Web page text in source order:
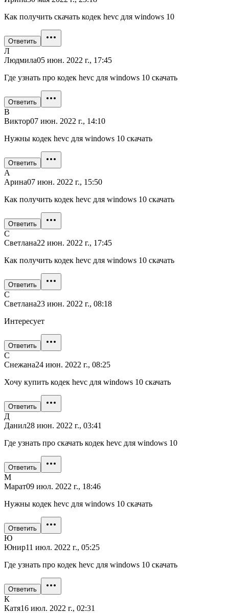
Как получить скачать кодек hevc для windows 10
Ответить
Л
Людмила05 июн. 2022 г., 17:45
Где узнать про кодек hevc для windows 10 скачать
Ответить
В
Виктор07 июн. 2022 г., 14:10
Нужны кодек hevc для windows 10 скачать
Ответить
А
Арина07 июн. 2022 г., 15:50
Как получить кодек hevc для windows 10 скачать
Ответить
С
Светлана22 июн. 2022 г., 17:45
Как получить кодек hevc для windows 10 скачать
Ответить
С
Светлана23 июн. 2022 г., 08:18
Интересует
Ответить
С
Снежана24 июн. 2022 г., 08:25
Хочу купить кодек hevc для windows 10 скачать
Ответить
Д
Данил28 июн. 2022 г., 03:41
Где узнать про скачать кодек hevc для windows 10
Ответить
М
Марат09 июл. 2022 г., 18:46
Нужны кодек hevc для windows 10 скачать
Ответить
Ю
Юнир11 июл. 2022 г., 05:25
Где узнать про кодек hevc для windows 10 скачать
Ответить
К
Катя16 июл. 2022 г., 02:31